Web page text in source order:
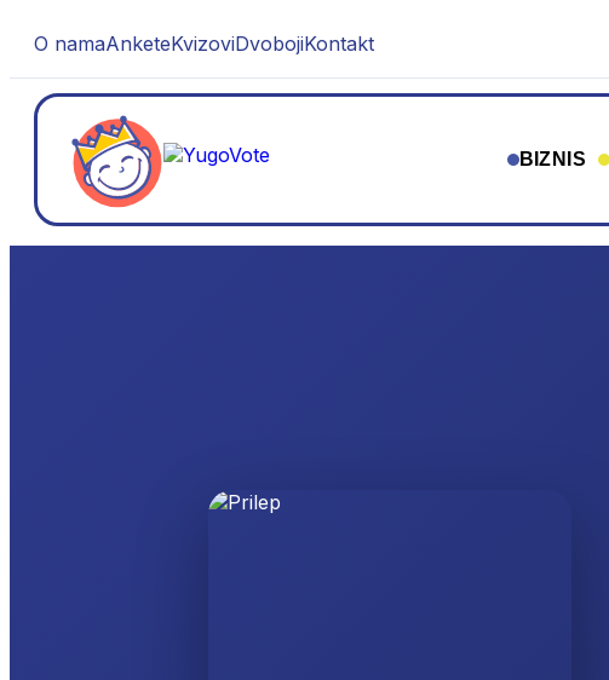
O namaAnketeKvizoviDvobojiKontakt
BIZNIS